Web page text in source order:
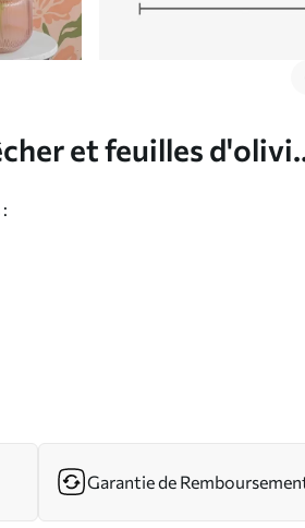
et feuilles
Garantie de